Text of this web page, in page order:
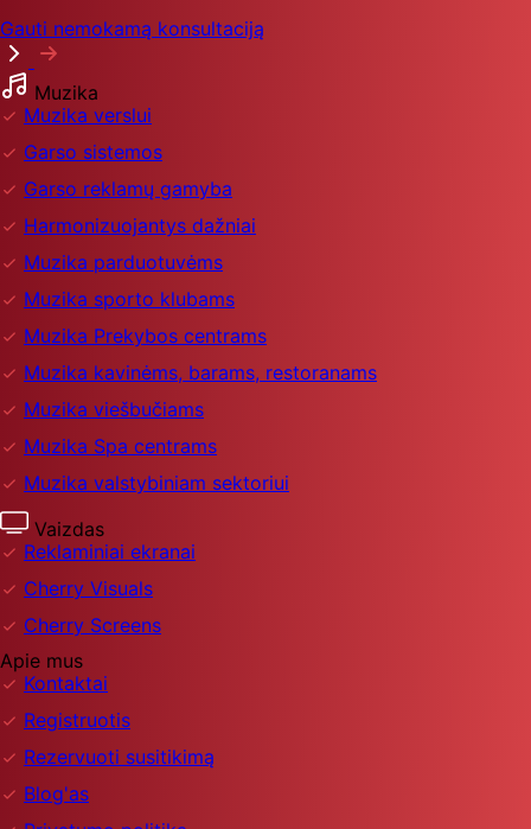
Gauti nemokamą konsultaciją
Muzika
Muzika verslui
Garso sistemos
Garso reklamų gamyba
Harmonizuojantys dažniai
Muzika parduotuvėms
Muzika sporto klubams
Muzika Prekybos centrams
Muzika kavinėms, barams, restoranams
Muzika viešbučiams
Muzika Spa centrams
Muzika valstybiniam sektoriui
Vaizdas
Reklaminiai ekranai
Cherry Visuals
Cherry Screens
Apie mus
Kontaktai
Registruotis
Rezervuoti susitikimą
Blog'as